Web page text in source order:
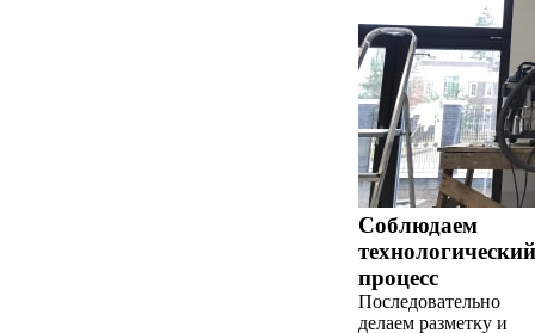
Соблюдаем
технологический
процесс
Последовательно
делаем разметку и